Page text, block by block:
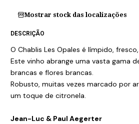
Mostrar stock das localizações
DESCRIÇÃO
O Chablis Les Opales é límpido,
Este vinho abrange uma vasta gama
brancas e flores brancas.
Robusto, muitas vezes marcado por
um toque de citronela.
Jean-Luc & Paul Aegerter